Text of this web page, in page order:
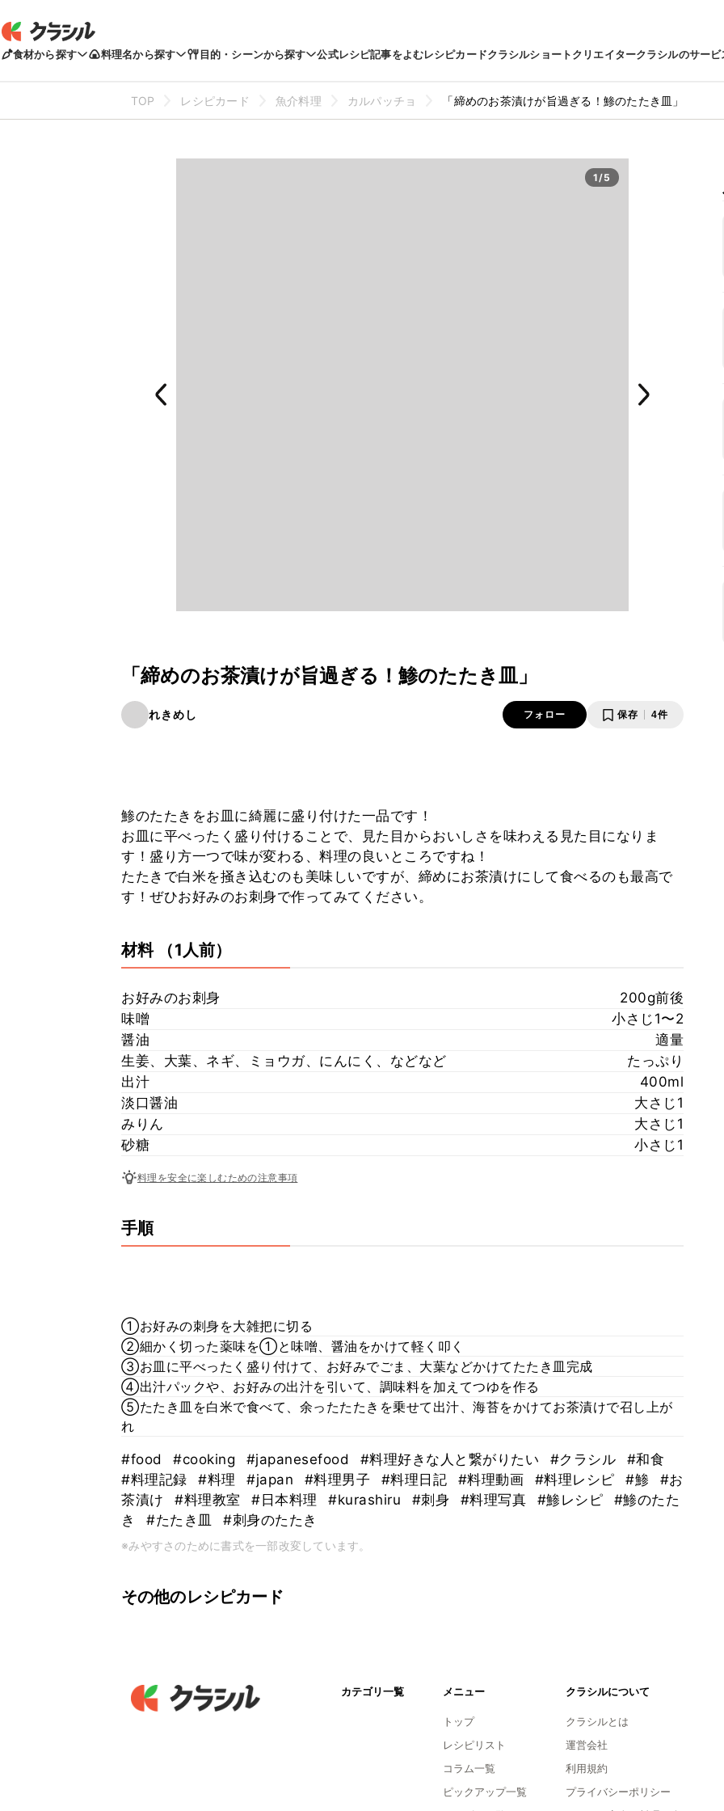
食材から探す 料理名から探す 目的・シーンから探す 公式レシピ記事をよむレシピカードクラシルショートクリエイタークラシルのサービ
TOP レシピカード 魚介料理 カルパッチョ 「締めのお茶漬けが旨過ぎる！鯵のたたき皿」
1/5
「締めのお茶漬けが旨過ぎる！鯵のたたき皿」
れきめし フォロー 保存 4件
鯵のたたきをお皿に綺麗に盛り付けた一品です！
お皿に平べったく盛り付けることで、見た目からおいしさを味わえる見た目になりま
す！盛り方一つで味が変わる、料理の良いところですね！
たたきで白米を掻き込むのも美味しいですが、締めにお茶漬けにして食べるのも最高で
す！ぜひお好みのお刺身で作ってみてください。
材料 （1人前）
お好みのお刺身
200g前後
味噌
小さじ1〜2
醤油
適量
生姜、大葉、ネギ、ミョウガ、にんにく、などなど
たっぷり
出汁
400ml
淡口醤油
大さじ1
みりん
大さじ1
砂糖
小さじ1
料理を安全に楽しむための注意事項
手順
①お好みの刺身を大雑把に切る
②細かく切った薬味を①と味噌、醤油をかけて軽く叩く
③お皿に平べったく盛り付けて、お好みでごま、大葉などかけてたたき皿完成
④出汁パックや、お好みの出汁を引いて、調味料を加えてつゆを作る
⑤たたき皿を白米で食べて、余ったたたきを乗せて出汁、海苔をかけてお茶漬けで召し上が
れ
#food #cooking #japanesefood #料理好きな人と繋がりたい #クラシル
#和食
#料理記録
#料理 #japan #料理男子 #料理日記 #料理動画 #料理レシピ #鯵
#お
茶漬け
#料理教室 #日本料理 #kurashiru #刺身 #料理写真 #鯵レシピ
#鯵のたた
き
#たたき皿 #刺身のたたき
※みやすさのために書式を一部改変しています。
その他のレシピカード
カテゴリ一覧 メニュー
トップ
レシピリスト
コラム一覧
ピックアップ一覧
クラシルについて
クラシルとは
運営会社
利用規約
プライバシーポリシー